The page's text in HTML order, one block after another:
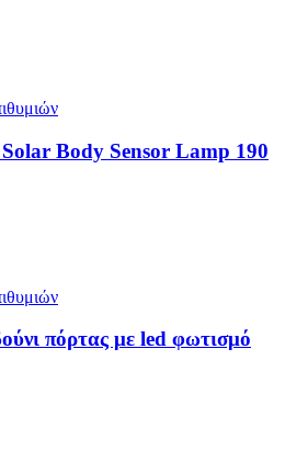
Body Sensor Lamp 190
πόρτας με led φωτισμό